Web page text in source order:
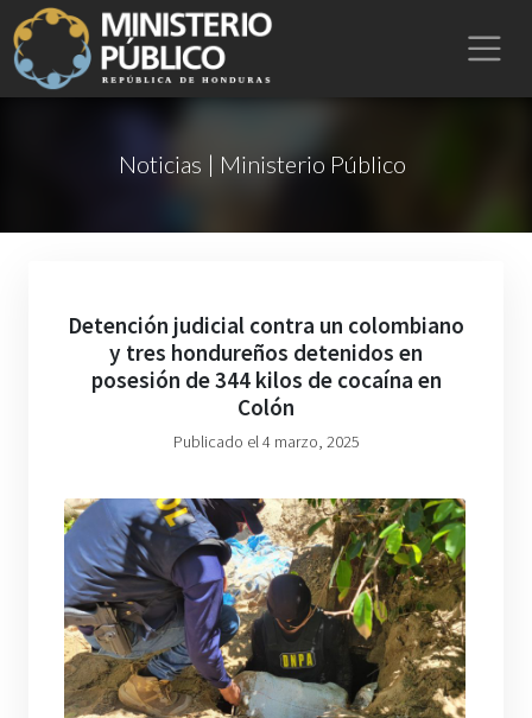
Noticias | Ministerio Público
Detención judicial contra un colombiano
y tres hondureños detenidos en
posesión de 344 kilos de cocaína en
Colón
Publicado el 4 marzo, 2025